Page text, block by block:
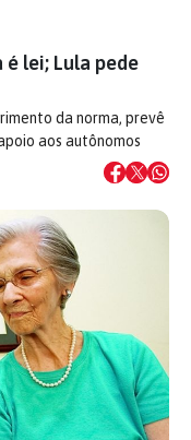
lei; Lula pede
da norma, prevê
aos autônomos